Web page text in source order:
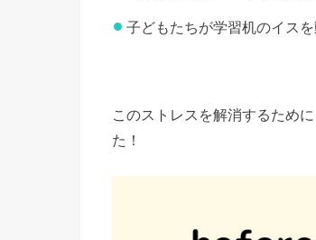
子どもたちが学習机のイス
このストレスを解消するため
た！